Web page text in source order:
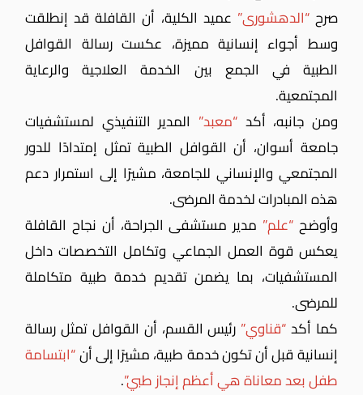
صرح“الدهشورى” عميد الكلية، أن القافلة قد إنطلقت
وسط أجواء إنسانية مميزة، عكست رسالة القوافل
الطبية في الجمع بين الخدمة العلاجية والرعاية
المجتمعية.
ومن جانبه، أكد “معبد” المدير التنفيذي لمستشفيات
جامعة أسوان، أن القوافل الطبية تمثل إمتدادًا للدور
المجتمعي والإنساني للجامعة، مشيرًا إلى استمرار دعم
هذه المبادرات لخدمة المرضى.
وأوضح“علم” مدير مستشفى الجراحة، أن نجاح القافلة
يعكس قوة العمل الجماعي وتكامل التخصصات داخل
المستشفيات، بما يضمن تقديم خدمة طبية متكاملة
للمرضى.
كما أكد“قناوي” رئيس القسم، أن القوافل تمثل رسالة
إنسانية قبل أن تكون خدمة طبية، مشيرًا إلى أن“ابتسامة
طفل بعد معاناة هي أعظم إنجاز طبي”.